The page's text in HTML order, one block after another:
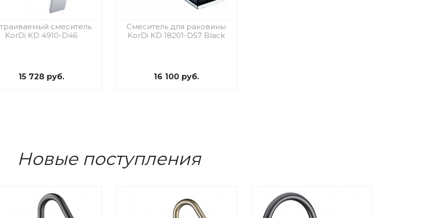
смеситель
KorDi KD 4910-D46
15 728 руб.
Смеситель для раковины
KorDi KD 18201-D57 Black
16 100 руб.
Новые поступления